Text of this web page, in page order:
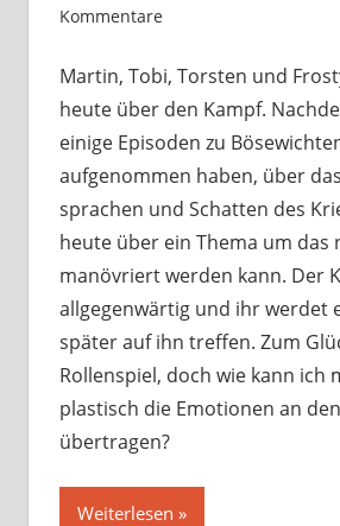
Kommentare
Martin, Tobi, Torsten und
heute über den Kampf.
einige Episoden zu
aufgenommen haben, über
sprachen und Schatten des
heute über ein Thema um das
manövriert werden kann. Der
allgegenwärtig und ihr werdet
später auf ihn treffen. Zum
Rollenspiel, doch wie kann ich
plastisch die Emotionen an
übertragen?
Weiterlesen